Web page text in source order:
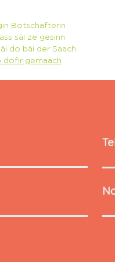
Botschafterin
säi ze gesinn
do bäi der Saach
dofir gemaach